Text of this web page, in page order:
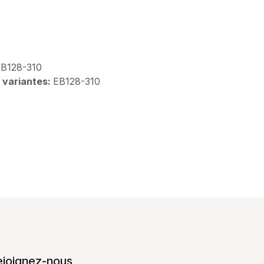
310
variantes: EB128-310
nous